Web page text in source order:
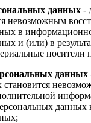
данных -
невозможным
в
и (или) в
носители
данных
становится
данных